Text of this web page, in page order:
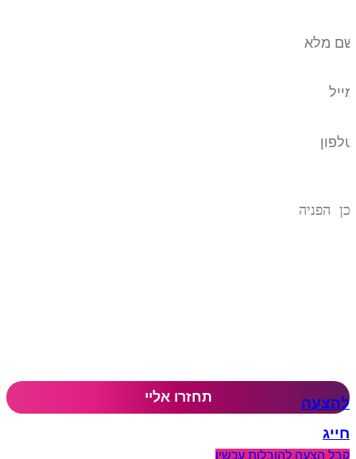
קבל הצעה להובלות עכשיו​
להצעה
חייג